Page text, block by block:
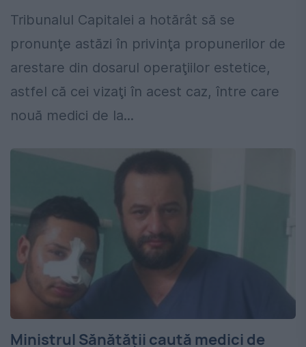
Tribunalul Capitalei a hotărât să se
pronunţe astăzi în privinţa propunerilor de
arestare din dosarul operaţiilor estetice,
astfel că cei vizaţi în acest caz, între care
nouă medici de la...
Ministrul Sănătăţii caută medici de